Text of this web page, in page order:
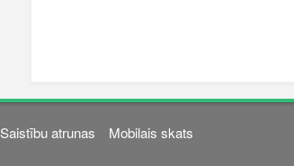
Saistību atrunas Mobilais skats